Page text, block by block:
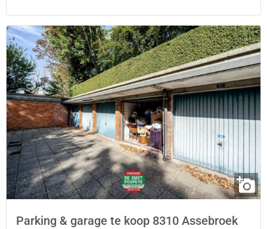
Parking & garage te koop 8310 Assebroek